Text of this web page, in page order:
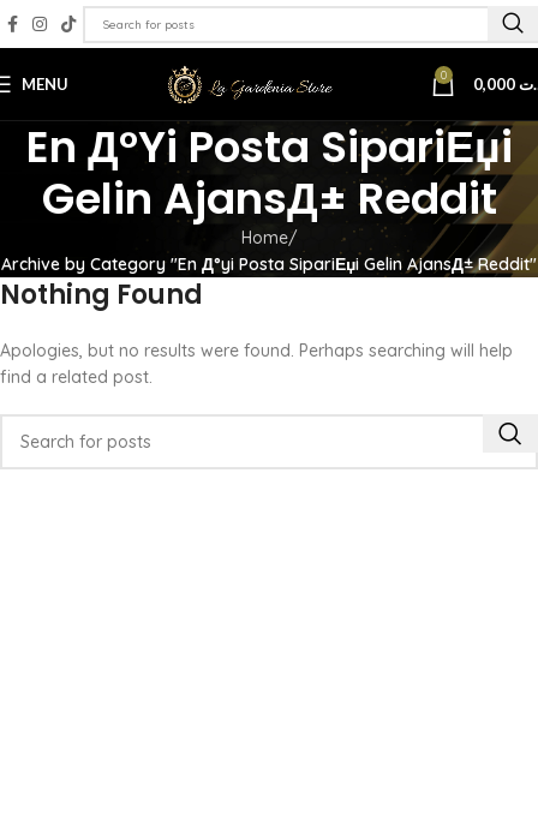
MENU 0
En Д°yi Posta SipariЕџi
Gelin AjansД± Reddit
Home
Archive by Category "En Д°yi Posta SipariЕџi Gelin AjansД± Reddit"
Nothing Found
Apologies, but no results were found. Perhaps searching will help
find a related post.